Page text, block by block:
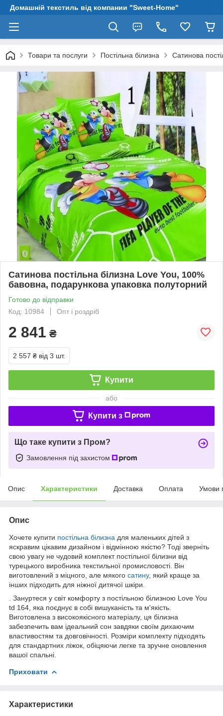
Домашній текстиль від компании "Sweet-Home"
Товари та послуги Постільна білизна Сатинова
Сатинова постільна білизна Love You, 100%
бавовна, подарункова упаковка полуторний
Готово до відправки
Код: 10984
Опт і роздріб
2 841 ₴
2 557 ₴ від 3 шт.
Купити
або
Купити з
Що таке купити з Пром?
Замовлення під захистом
Опис Характеристики Доставка Оплата Умови
Опис
Хочете купити постільна білизна для маленьких дітей з
яскравим цікавим дизайном і відмінною якістю? Тоді зверніть
свою увагу не чудовий комплект постільної білизни від
турецького виробника текстильної промисловості. Він
виготовлений з міцного, але мякого сатину, який краще за
інших підходить для ніжної дитячої шкіри.
. Зануртеся у світ комфорту з постільною білизною Love You
td 164, яка поєднує в собі вишуканість та м'якість.
Виготовлена з високоякісного матеріалу, ця білизна
забезпечить вам ідеальний сон завдяки своїм дихаючим
властивостям та довговічності. Розміри комплекту підходять
для стандартних ліжок, обіцяючи легке та зручне оновлення
вашої спальні.
Приховати
Характеристики